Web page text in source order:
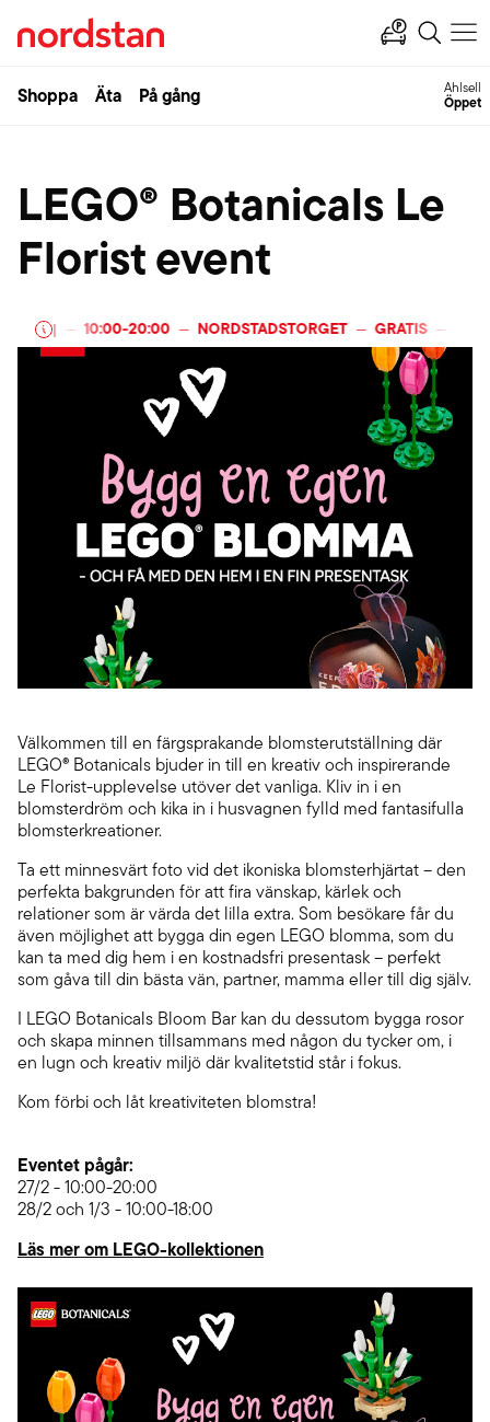
Shoppa Äta På gång Ahlsell
Öppet
LEGO® Botanicals Le
Florist event
|
2026 — 10:00-20:00 — NORDSTADSTORGET — GRATIS — 27
Välkommen till en färgsprakande blomsterutställning där
LEGO® Botanicals bjuder in till en kreativ och inspirerande
Le Florist-upplevelse utöver det vanliga. Kliv in i en
blomsterdröm och kika in i husvagnen fylld med fantasifulla
blomsterkreationer.
Ta ett minnesvärt foto vid det ikoniska blomsterhjärtat – den
perfekta bakgrunden för att fira vänskap, kärlek och
relationer som är värda det lilla extra. Som besökare får du
även möjlighet att bygga din egen LEGO blomma, som du
kan ta med dig hem i en kostnadsfri presentask – perfekt
som gåva till din bästa vän, partner, mamma eller till dig själv.
I LEGO Botanicals Bloom Bar kan du dessutom bygga rosor
och skapa minnen tillsammans med någon du tycker om, i
en lugn och kreativ miljö där kvalitetstid står i fokus.
Kom förbi och låt kreativiteten blomstra!
Eventet pågår:
27/2 - 10:00-20:00
28/2 och 1/3 - 10:00-18:00
Läs mer om LEGO-kollektionen